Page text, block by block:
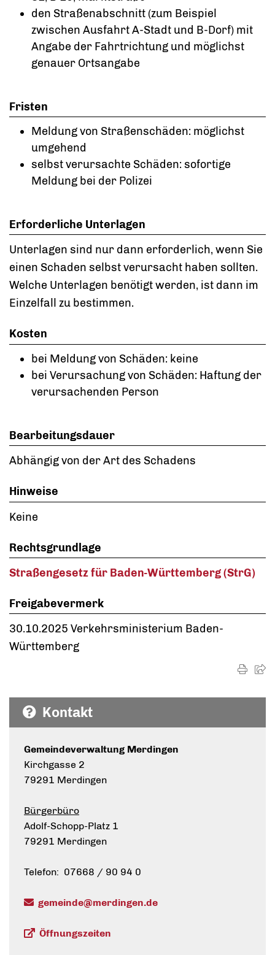
den Straßenabschnitt (zum Beispiel
zwischen Ausfahrt A-Stadt und B-Dorf) mit
Angabe der Fahrtrichtung und möglichst
genauer Ortsangabe
Fristen
Meldung von Straßenschäden: möglichst
umgehend
selbst verursachte Schäden: sofortige
Meldung bei der Polizei
Erforderliche Unterlagen
Unterlagen sind nur dann erforderlich, wenn Sie
einen Schaden selbst verursacht haben sollten.
Welche Unterlagen benötigt werden, ist dann im
Einzelfall zu bestimmen.
Kosten
bei Meldung von Schäden: keine
bei Verursachung von Schäden: Haftung der
verursachenden Person
Bearbeitungsdauer
Abhängig von der Art des Schadens
Hinweise
Keine
Rechtsgrundlage
Straßengesetz für Baden-Württemberg (StrG)
Freigabevermerk
30.10.2025 Verkehrsministerium Baden-
Württemberg
Kontakt
Gemeindeverwaltung Merdingen
Kirchgasse 2
79291 Merdingen
Bürgerbüro
Adolf-Schopp-Platz 1
79291 Merdingen
Telefon: 07668 / 90 94 0
gemeinde@merdingen.de
Öffnungszeiten